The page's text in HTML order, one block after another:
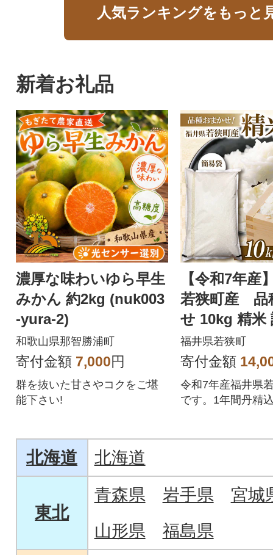
人気ランキングをもっと
新着お礼品
濃厚な味わいゆら早生
みかん 約2kg (nuk003
-yura-2)
和歌山県那智勝浦町
寄付金額 7,000円
群を抜いた甘さやコクをご堪
能下さい!
【令和7年産
若狭町産 品
せ 10kg 精米
簡易袋
福井県若狭町
寄付金額
令和7年産福井県
です。1年間丹精
北海道 北海道
東北
青森県 岩手県
宮城
山形県
福島県